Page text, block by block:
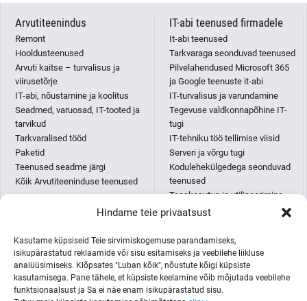
Hindame teie privaatsust
Kasutame küpsiseid Teie sirvimiskogemuse parandamiseks,
isikupärastatud reklaamide või sisu esitamiseks ja veebilehe liikluse
analüüsimiseks. Klõpsates "Luban kõik", nõustute kõigi küpsiste
kasutamisega. Pane tähele, et küpsiste keelamine võib mõjutada veebilehe
funktsionaalsust ja Sa ei näe enam isikupärastatud sisu.
Arvutiteenindus
Remont
Hooldusteenused
Arvuti kaitse – turvalisus ja
viirusetõrje
IT-abi, nõustamine ja koolitus
Seadmed, varuosad, IT-tooted ja
tarvikud
Tarkvaralised tööd
Paketid
Teenused seadme järgi
Kõik Arvutiteeninduse teenused
IT-abi teenused firmadele
It-abi teenused
Tarkvaraga seonduvad teenused
Pilvelahendused Microsoft 365
ja Google teenuste it-abi
IT-turvalisus ja varundamine
Tegevuse valdkonnapõhine IT-
tugi
IT-tehniku töö tellimise viisid
Serveri ja võrgu tugi
Kodulehekülgedega seonduvad
teenused
Taaskasutus ja utiliseerimine
IT-abi paketid
AI teenused
Kõik IT-abi teenused
Printerid ja koopiamasinad ITmees Eesti OÜ